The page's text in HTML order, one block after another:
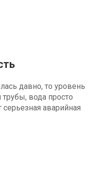
давно, то уровень
вода просто
серьезная аварийная